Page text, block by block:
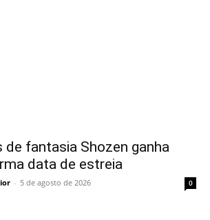
de fantasia Shozen ganha
data de estreia
- 5 de agosto de 2026 0